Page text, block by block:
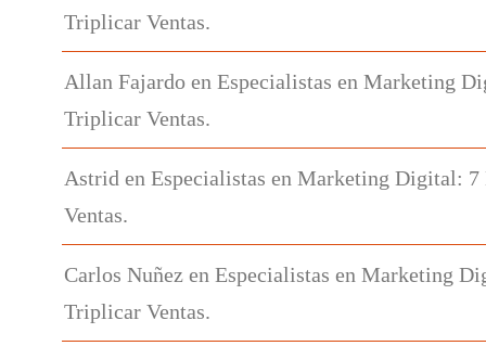
Triplicar Ventas.
Allan Fajardo enEspecialistas en Marketing
Triplicar Ventas.
Astrid enEspecialistas en Marketing Digital:
Ventas.
Carlos Nuñez enEspecialistas en Marketing
Triplicar Ventas.